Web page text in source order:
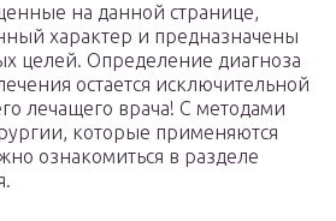
на данной странице,
характер и предназначены
целей. Определение диагноза
остается исключительной
лечащего врача! С методами
которые применяются
ознакомиться в разделе